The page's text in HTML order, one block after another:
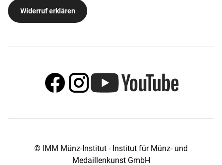
Widerruf erklären
© IMM Münz-Institut - Institut für Münz- und
Medaillenkunst GmbH